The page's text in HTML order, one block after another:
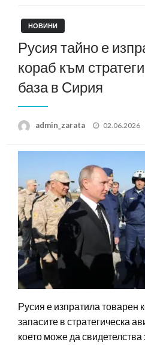
НОВИНИ
Русия тайно е
кораб към
база в Сирия
admin_zarata
Posted
02.06.2026
Русия е изпратила товарен
запасите в стратегическа
което може да